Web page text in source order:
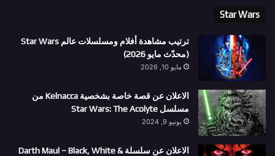
Star Wars
ترتيب مشاهدة أفلام ومسلسلات عالم Star Wars
(محدّث مايو 2026)
مايو 10, 2026
الاعلان عن قصة خاصة بشخصية Kelnacca من
مسلسل Star Wars: The Acolyte
يونيو 9, 2024
الاعلان عن سلسلة Darth Maul – Black, White &